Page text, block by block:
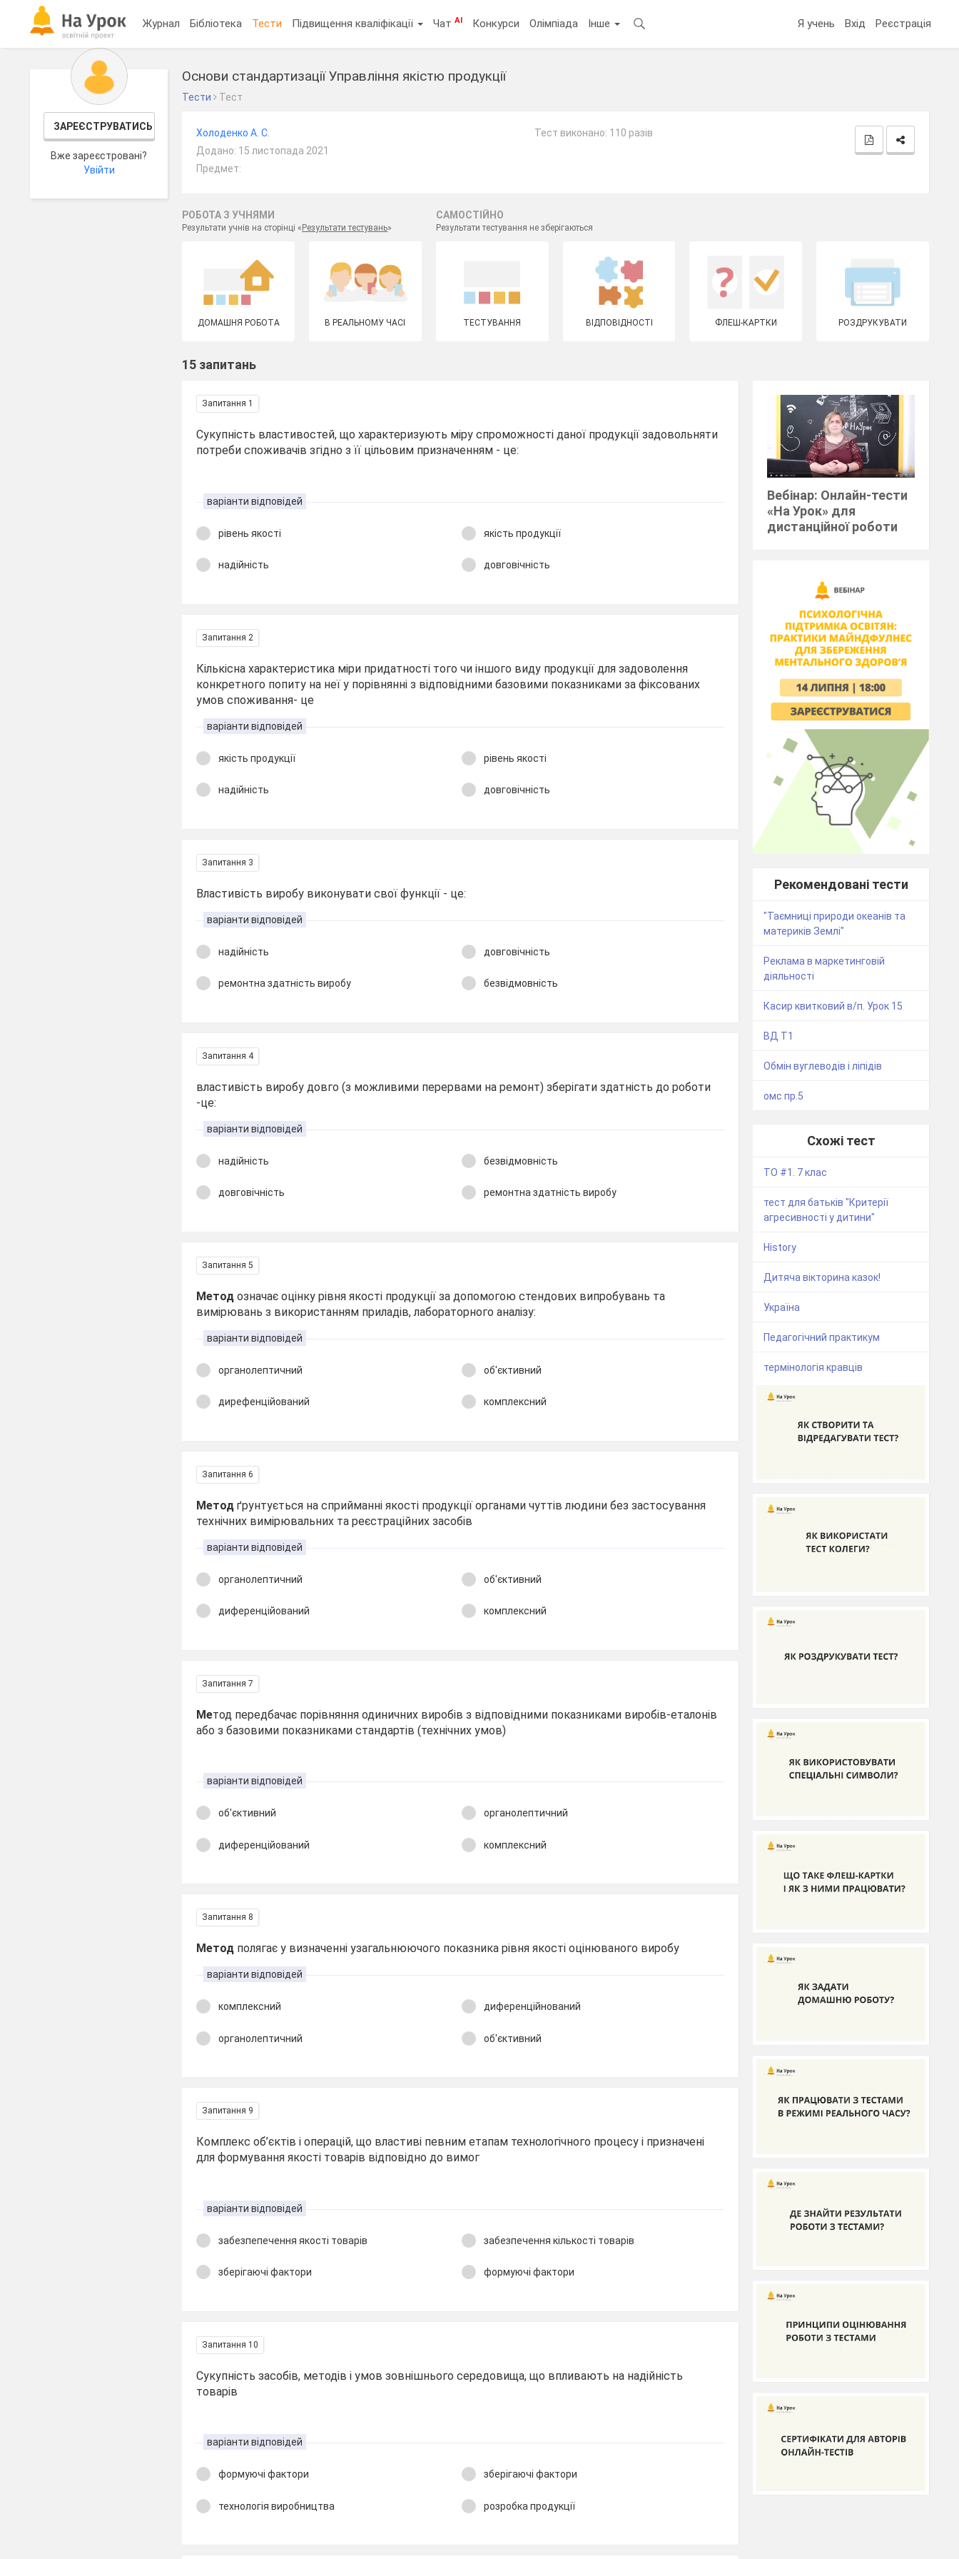
Журнал Бібліотека Тести Підвищення кваліфікації ЧатAI Конкурси Олімпіада Інше Я учень Вхід Реєстрація
ЗАРЕЄСТРУВАТИСЬ
Вже зареєстровані?
Увійти
Основи стандартизації Управління якістю продукції
Тести Тест
Холоденко А. С.
Додано: 15 листопада 2021
Предмет:
Тест виконано: 110 разів
РОБОТА З УЧНЯМИ
Результати учнів на сторінці « Результати тестувань»
САМОСТІЙНО
Результати тестування не зберігаються
ДОМАШНЯ РОБОТА В РЕАЛЬНОМУ ЧАСІ ТЕСТУВАННЯ ВІДПОВІДНОСТІ ФЛЕШ-КАРТКИ РОЗДРУКУВАТИ
15 запитань
Запитання 1
Сукупність властивостей, що характеризують міру спроможності даної продукції задовольняти
потреби споживачів згідно з її цільовим призначенням - це:
варіанти відповідей
рівень якості якість продукції
надійність довговічність
Запитання 2
Кількісна характеристика міри придатності того чи іншого виду продукції для задоволення
конкретного попиту на неї у порівнянні з відповідними базовими показниками за фіксованих
умов споживання- це
варіанти відповідей
якість продукції рівень якості
надійність довговічність
Запитання 3
Властивість виробу виконувати свої функції - це:
варіанти відповідей
надійність довговічність
ремонтна здатність виробу безвідмовність
Запитання 4
властивість виробу довго (з можливими перервами на ремонт) зберігати здатність до роботи
-це:
варіанти відповідей
надійність безвідмовність
довговічність ремонтна здатність виробу
Запитання 5
Метод означає оцінку рівня якості продукції за допомогою стендових випробувань та
вимірювань з використанням приладів, лабораторного аналізу:
варіанти відповідей
органолептичний об'єктивний
дирефенційований комплексний
Запитання 6
Метод ґрунтується на сприйманні якості продукції органами чуттів людини без застосування
технічних вимірювальних та реєстраційних засобів
варіанти відповідей
органолептичний об'єктивний
диференційований комплексний
Запитання 7
Метод передбачає порівняння одиничних виробів з відповідними показниками виробів-еталонів
або з базовими показниками стандартів (технічних умов)
варіанти відповідей
об'єктивний органолептичний
диференційований комплексний
Запитання 8
Метод полягає у визначенні узагальнюючого показника рівня якості оцінюваного виробу
варіанти відповідей
комплексний диференційнований
органолептичний об'єктивний
Запитання 9
Комплекс об’єктів і операцій, що властиві певним етапам технологічного процесу і призначені
для формування якості товарів відповідно до вимог
варіанти відповідей
забезпепечення якості товарів забезпечення кількості товарів
зберігаючі фактори формуючі фактори
Запитання 10
Сукупність засобів, методів і умов зовнішнього середовища, що впливають на надійність
товарів
варіанти відповідей
формуючі фактори зберігаючі фактори
технологія виробництва розробка продукції
Вебінар: Онлайн-тести
«На Урок» для
дистанційної роботи
Рекомендовані тести
"Таємниці природи океанів та
материків Землі"
Реклама в маркетинговій
діяльності
Касир квитковий в/п. Урок 15
ВД Т1
Обмін вуглеводів і ліпідів
омс пр.5
Схожі тест
ТО #1. 7 клас
тест для батьків "Критерії
агресивності у дитини"
History
Дитяча вікторина казок!
Україна
Педагогічний практикум
термінологія кравців